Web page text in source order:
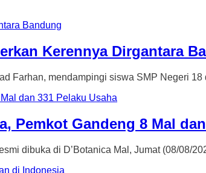
Kerennya Dirgantara
Farhan, mendampingi siswa SMP Negeri 18
Pemkot Gandeng 8 Mal
dibuka di D’Botanica Mal, Jumat (08/08/